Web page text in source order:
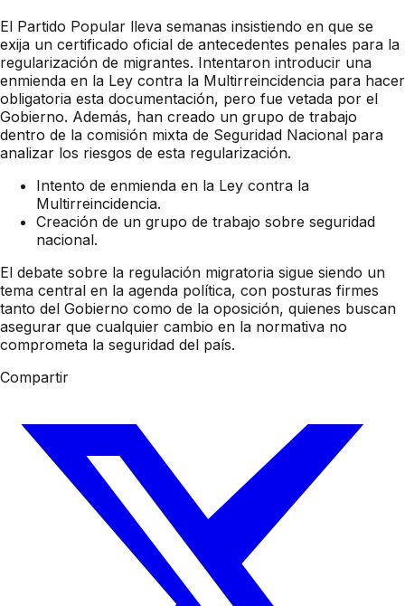
El Partido Popular lleva semanas insistiendo en que se
exija un certificado oficial de antecedentes penales para la
regularización de migrantes. Intentaron introducir una
enmienda en la Ley contra la Multirreincidencia para hacer
obligatoria esta documentación, pero fue vetada por el
Gobierno. Además, han creado un grupo de trabajo
dentro de la comisión mixta de Seguridad Nacional para
analizar los riesgos de esta regularización.
Intento de enmienda en la Ley contra la
Multirreincidencia.
Creación de un grupo de trabajo sobre seguridad
nacional.
El debate sobre la regulación migratoria sigue siendo un
tema central en la agenda política, con posturas firmes
tanto del Gobierno como de la oposición, quienes buscan
asegurar que cualquier cambio en la normativa no
comprometa la seguridad del país.
Compartir